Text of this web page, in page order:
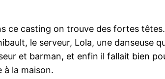
ce casting on trouve des fortes
le serveur, Lola, une danseuse
et barman, et enfin il fallait bien
à la maison.